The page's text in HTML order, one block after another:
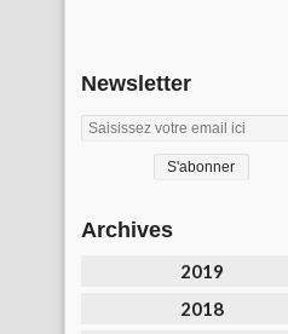
Newsletter
Archives
2019
2018